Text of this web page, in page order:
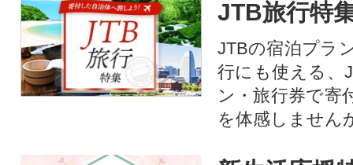
JTB旅行特
JTBの宿泊プラ
行にも使える、
ン・旅行券で寄
を体感しません